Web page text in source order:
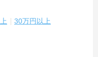
30万円以上